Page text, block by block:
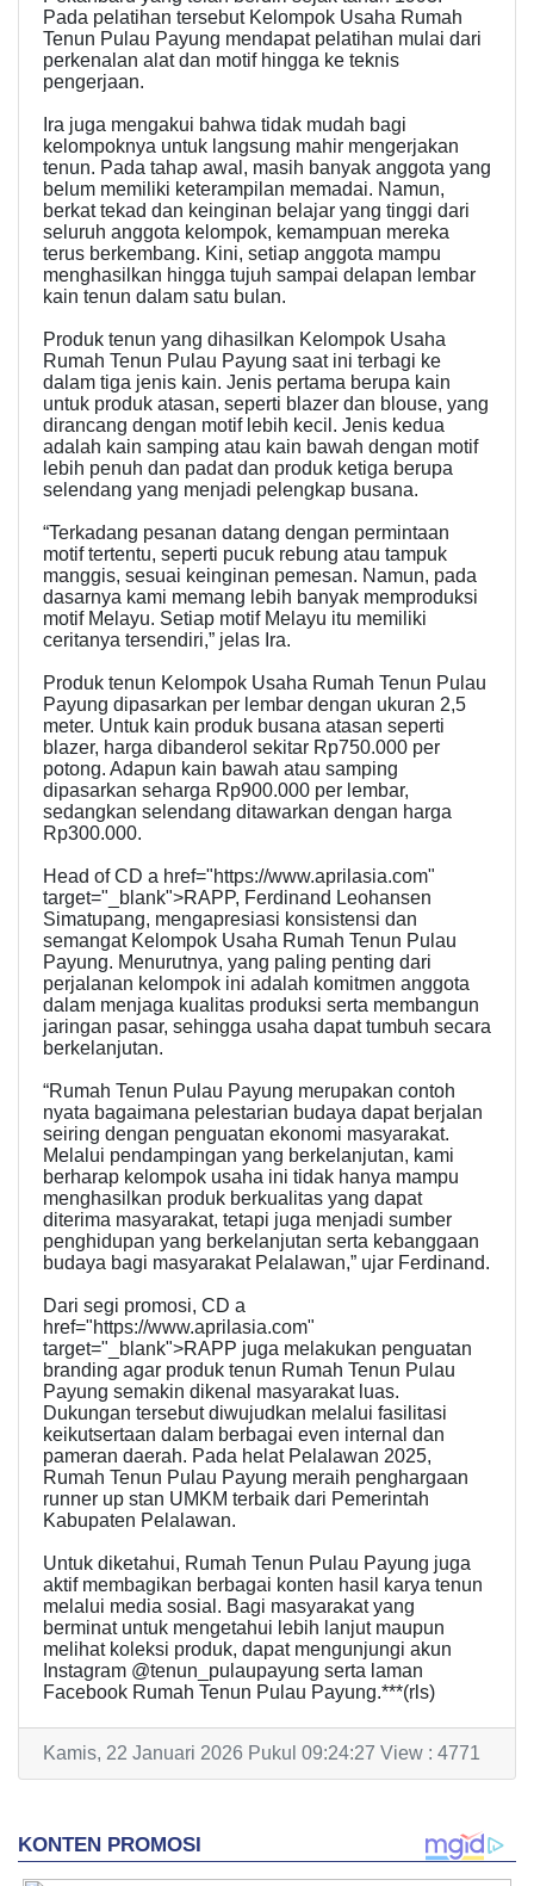
Pada pelatihan tersebut Kelompok Usaha Rumah
Tenun Pulau Payung mendapat pelatihan mulai dari
perkenalan alat dan motif hingga ke teknis
pengerjaan.
Ira juga mengakui bahwa tidak mudah bagi
kelompoknya untuk langsung mahir mengerjakan
tenun. Pada tahap awal, masih banyak anggota yang
belum memiliki keterampilan memadai. Namun,
berkat tekad dan keinginan belajar yang tinggi dari
seluruh anggota kelompok, kemampuan mereka
terus berkembang. Kini, setiap anggota mampu
menghasilkan hingga tujuh sampai delapan lembar
kain tenun dalam satu bulan.
Produk tenun yang dihasilkan Kelompok Usaha
Rumah Tenun Pulau Payung saat ini terbagi ke
dalam tiga jenis kain. Jenis pertama berupa kain
untuk produk atasan, seperti blazer dan blouse, yang
dirancang dengan motif lebih kecil. Jenis kedua
adalah kain samping atau kain bawah dengan motif
lebih penuh dan padat dan produk ketiga berupa
selendang yang menjadi pelengkap busana.
“Terkadang pesanan datang dengan permintaan
motif tertentu, seperti pucuk rebung atau tampuk
manggis, sesuai keinginan pemesan. Namun, pada
dasarnya kami memang lebih banyak memproduksi
motif Melayu. Setiap motif Melayu itu memiliki
ceritanya tersendiri,” jelas Ira.
Produk tenun Kelompok Usaha Rumah Tenun Pulau
Payung dipasarkan per lembar dengan ukuran 2,5
meter. Untuk kain produk busana atasan seperti
blazer, harga dibanderol sekitar Rp750.000 per
potong. Adapun kain bawah atau samping
dipasarkan seharga Rp900.000 per lembar,
sedangkan selendang ditawarkan dengan harga
Rp300.000.
Head of CD a href="https://www.aprilasia.com"
target="_blank">RAPP, Ferdinand Leohansen
Simatupang, mengapresiasi konsistensi dan
semangat Kelompok Usaha Rumah Tenun Pulau
Payung. Menurutnya, yang paling penting dari
perjalanan kelompok ini adalah komitmen anggota
dalam menjaga kualitas produksi serta membangun
jaringan pasar, sehingga usaha dapat tumbuh secara
berkelanjutan.
“Rumah Tenun Pulau Payung merupakan contoh
nyata bagaimana pelestarian budaya dapat berjalan
seiring dengan penguatan ekonomi masyarakat.
Melalui pendampingan yang berkelanjutan, kami
berharap kelompok usaha ini tidak hanya mampu
menghasilkan produk berkualitas yang dapat
diterima masyarakat, tetapi juga menjadi sumber
penghidupan yang berkelanjutan serta kebanggaan
budaya bagi masyarakat Pelalawan,” ujar Ferdinand.
Dari segi promosi, CD a
href="https://www.aprilasia.com"
target="_blank">RAPP juga melakukan penguatan
branding agar produk tenun Rumah Tenun Pulau
Payung semakin dikenal masyarakat luas.
Dukungan tersebut diwujudkan melalui fasilitasi
keikutsertaan dalam berbagai even internal dan
pameran daerah. Pada helat Pelalawan 2025,
Rumah Tenun Pulau Payung meraih penghargaan
runner up stan UMKM terbaik dari Pemerintah
Kabupaten Pelalawan.
Untuk diketahui, Rumah Tenun Pulau Payung juga
aktif membagikan berbagai konten hasil karya tenun
melalui media sosial. Bagi masyarakat yang
berminat untuk mengetahui lebih lanjut maupun
melihat koleksi produk, dapat mengunjungi akun
Instagram @tenun_pulaupayung serta laman
Facebook Rumah Tenun Pulau Payung.***(rls)
Kamis, 22 Januari 2026 Pukul 09:24:27 View : 4771